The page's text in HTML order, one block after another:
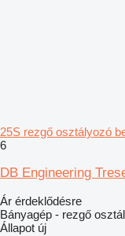
25S rezgő osztályozó
6
DB Engineering
Ár érdeklődésre
Bányagép - rezgő
Állapot új